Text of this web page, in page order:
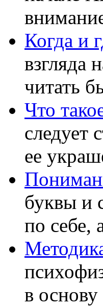
Когда и
взгляда
читать
Что
следует
ее
буквы и
по
в